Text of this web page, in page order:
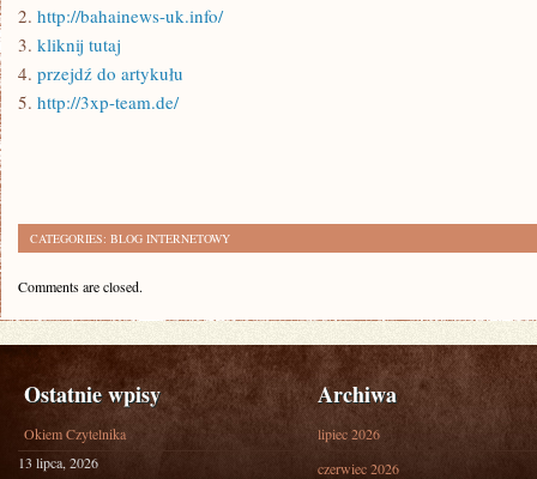
2. http://bahainews-uk.info/
3. kliknij tutaj
4. przejdź do artykułu
5. http://3xp-team.de/
CATEGORIES: BLOG INTERNETOWY
Comments are closed.
Ostatnie wpisy
Okiem Czytelnika
13 lipca, 2026
Archiwa
lipiec 2026
czerwiec 2026